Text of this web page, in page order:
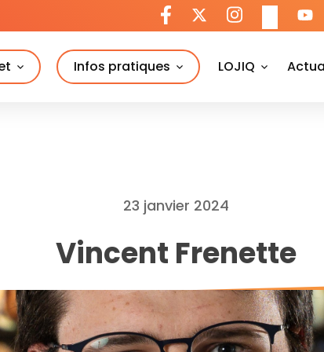
Infos pratiques LOJIQ
23 janvier 2024
Vincent Frenette